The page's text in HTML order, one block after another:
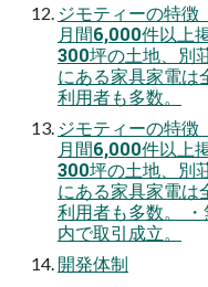
ジモティーの特徴
月間6,000件以上
300坪の土地、別
にある家具家電は
利用者も多数。
ジモティーの特徴
月間6,000件以上
300坪の土地、別
にある家具家電は
利用者も多数。
内で取引成立。
開発体制